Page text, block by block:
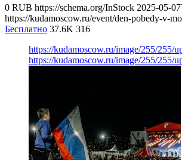
0 RUB https://schema.org/InStock 2025-05-
https://kudamoscow.ru/event/den-pobedy-v-
Бесплатно 37.6K 316
https://kudamoscow.ru/image/255/255/
https://kudamoscow.ru/image/255/255/